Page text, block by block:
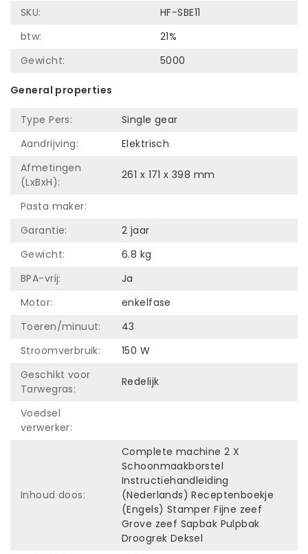
SKU:
HF-SBE11
btw:
21%
Gewicht:
5000
General properties
Type Pers:
Single gear
Aandrijving:
Elektrisch
Afmetingen
(LxBxH):
261 x 171 x 398 mm
Pasta maker:
Garantie:
2 jaar
Gewicht:
6.8 kg
BPA-vrij:
Ja
Motor:
enkelfase
Toeren/minuut:
43
Stroomverbruik:
150 W
Geschikt voor
Tarwegras:
Redelijk
Voedsel
verwerker:
Inhoud doos:
Complete machine 2 X
Schoonmaakborstel
Instructiehandleiding
(Nederlands) Receptenboekje
(Engels) Stamper Fijne zeef
Grove zeef Sapbak Pulpbak
Droogrek Deksel